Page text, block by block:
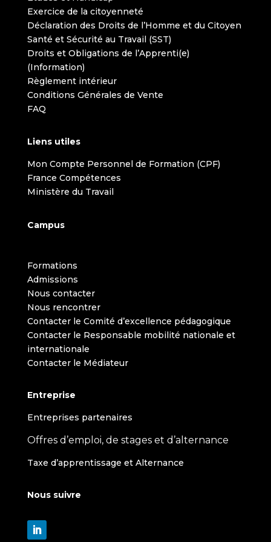
Exercice de la citoyenneté
Déclaration des Droits de l’Homme et du Citoyen
Santé et Sécurité au Travail (SST)
Droits et Obligations de l’Apprenti(e)
(Information)
Règlement intérieur
Conditions Générales de Vente
FAQ
Liens utiles
Mon Compte Personnel de Formation (CPF)
France Compétences
Ministère du Travail
Campus
Formations
Admissions
Nous contacter
Nous rencontrer
Contacter le Comité d’excellence pédagogique
Contacter le Responsable mobilité nationale et
internationale
Contacter le Médiateur
Entreprise
Entreprises partenaires
Offres d’emploi, de stages et d’alternance
Taxe d’apprentissage et Alternance
Nous suivre